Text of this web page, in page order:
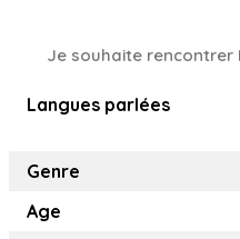
Je souhaite rencontrer
Langues parlées
Genre
Age